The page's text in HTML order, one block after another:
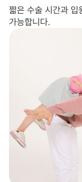
짧은 수술 시간과 입
가능합니다.